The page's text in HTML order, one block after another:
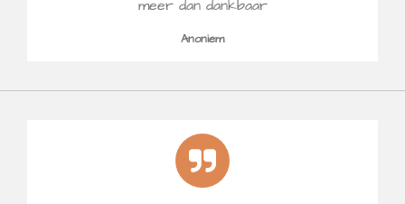
meer dan dankbaar
Anoniem